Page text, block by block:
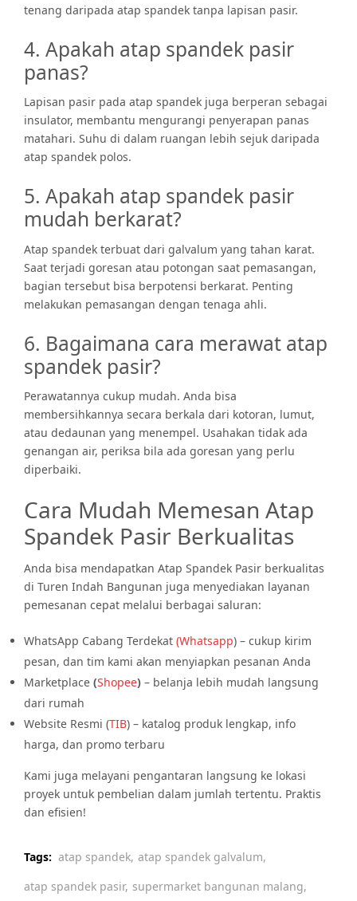
tenang daripada atap spandek tanpa lapisan pasir.
4. Apakah atap spandek pasir
panas?
Lapisan pasir pada atap spandek juga berperan sebagai
insulator, membantu mengurangi penyerapan panas
matahari. Suhu di dalam ruangan lebih sejuk daripada
atap spandek polos.
5. Apakah atap spandek pasir
mudah berkarat?
Atap spandek terbuat dari galvalum yang tahan karat.
Saat terjadi goresan atau potongan saat pemasangan,
bagian tersebut bisa berpotensi berkarat. Penting
melakukan pemasangan dengan tenaga ahli.
6. Bagaimana cara merawat atap
spandek pasir?
Perawatannya cukup mudah. Anda bisa
membersihkannya secara berkala dari kotoran, lumut,
atau dedaunan yang menempel. Usahakan tidak ada
genangan air, periksa bila ada goresan yang perlu
diperbaiki.
Cara Mudah Memesan Atap
Spandek Pasir Berkualitas
Anda bisa mendapatkan Atap Spandek Pasir berkualitas
di Turen Indah Bangunan juga menyediakan layanan
pemesanan cepat melalui berbagai saluran:
WhatsApp Cabang Terdekat (Whatsapp) – cukup kirim
pesan, dan tim kami akan menyiapkan pesanan Anda
Marketplace (Shopee) – belanja lebih mudah langsung
dari rumah
Website Resmi (TIB) – katalog produk lengkap, info
harga, dan promo terbaru
Kami juga melayani pengantaran langsung ke lokasi
proyek untuk pembelian dalam jumlah tertentu. Praktis
dan efisien!
Tags: atap spandek, atap spandek galvalum,
atap spandek pasir, supermarket bangunan malang,